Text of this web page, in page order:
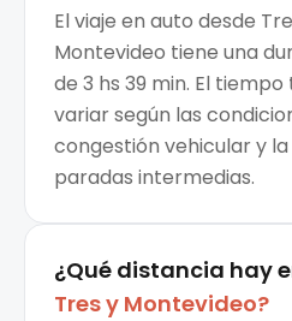
El viaje en auto desde
Montevideo tiene una
de 3 hs 39 min. El
variar según las
congestión vehicular y
paradas intermedias.
¿Qué distancia hay
Tresy Montevideo?